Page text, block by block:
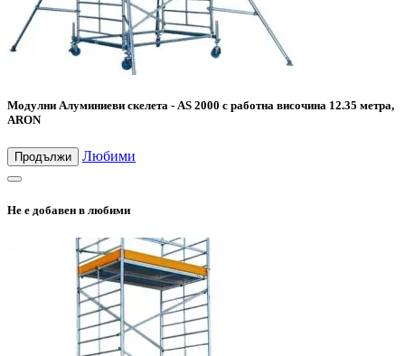
Модулни Алуминиеви скелета - AS 2000 с работна височина 12.35 метра,
ARON
Продължи Любими
Не е добавен в любими